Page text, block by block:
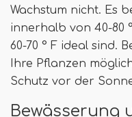
Wachstum nicht. Es
innerhalb von 40-80
60-70 ° F ideal sind.
Ihre Pflanzen
Schutz vor der
Bewässerung